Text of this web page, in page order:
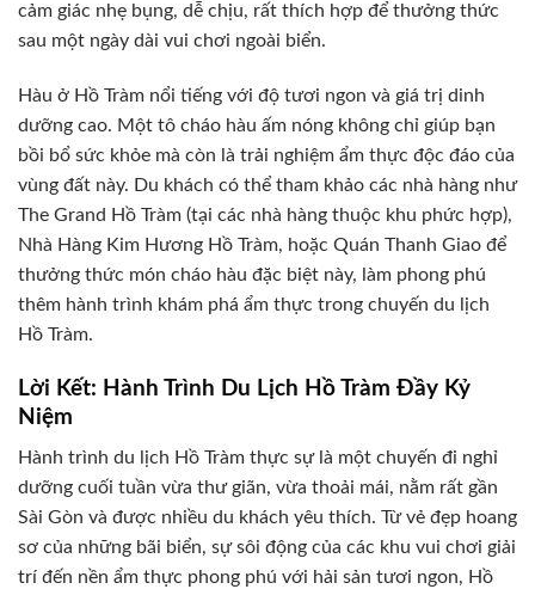
cảm giác nhẹ bụng, dễ chịu, rất thích hợp để thưởng thức
sau một ngày dài vui chơi ngoài biển.
Hàu ở Hồ Tràm nổi tiếng với độ tươi ngon và giá trị dinh
dưỡng cao. Một tô cháo hàu ấm nóng không chỉ giúp bạn
bồi bổ sức khỏe mà còn là trải nghiệm ẩm thực độc đáo của
vùng đất này. Du khách có thể tham khảo các nhà hàng như
The Grand Hồ Tràm (tại các nhà hàng thuộc khu phức hợp),
Nhà Hàng Kim Hương Hồ Tràm, hoặc Quán Thanh Giao để
thưởng thức món cháo hàu đặc biệt này, làm phong phú
thêm hành trình khám phá ẩm thực trong chuyến du lịch
Hồ Tràm.
Lời Kết: Hành Trình Du Lịch Hồ Tràm Đầy Kỷ
Niệm
Hành trình du lịch Hồ Tràm thực sự là một chuyến đi nghỉ
dưỡng cuối tuần vừa thư giãn, vừa thoải mái, nằm rất gần
Sài Gòn và được nhiều du khách yêu thích. Từ vẻ đẹp hoang
sơ của những bãi biển, sự sôi động của các khu vui chơi giải
trí đến nền ẩm thực phong phú với hải sản tươi ngon, Hồ